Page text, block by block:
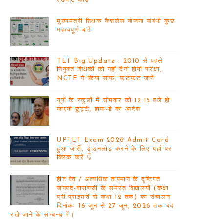
मुख्यमंत्री शिक्षक कैशलेस योजना संबंधी कुछ
महत्वपूर्ण बातें
TET Big Update : 2010 से पहले
नियुक्त शिक्षकों को नहीं देनी होगी परीक्षा,
NCTE ने किया साफ; फटाफट जानें
यूपी के स्कूलों में सोमवार को 12:15 बजे हो
जाएगी छुट्टी, हाफ-डे का आदेश
UPTET Exam 2026 Admit Card
हुआ जारी, डाउनलोड करने के लिए यहां पर
क्लिक करें 👇
हीट वेव / अत्यधिक तापमान के दृष्टिगत
जनपद-वाराणसी के समस्त विद्यालयों (कक्षा
प्री-प्राइमरी से कक्षा 12 तक) का संचालन
दिनांकः 16 जून से 27 जून, 2026 तक बंद
रखे जाने के सम्बन्ध में।